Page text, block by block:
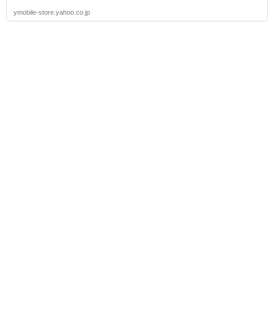
ymobile-store.yahoo.co.jp